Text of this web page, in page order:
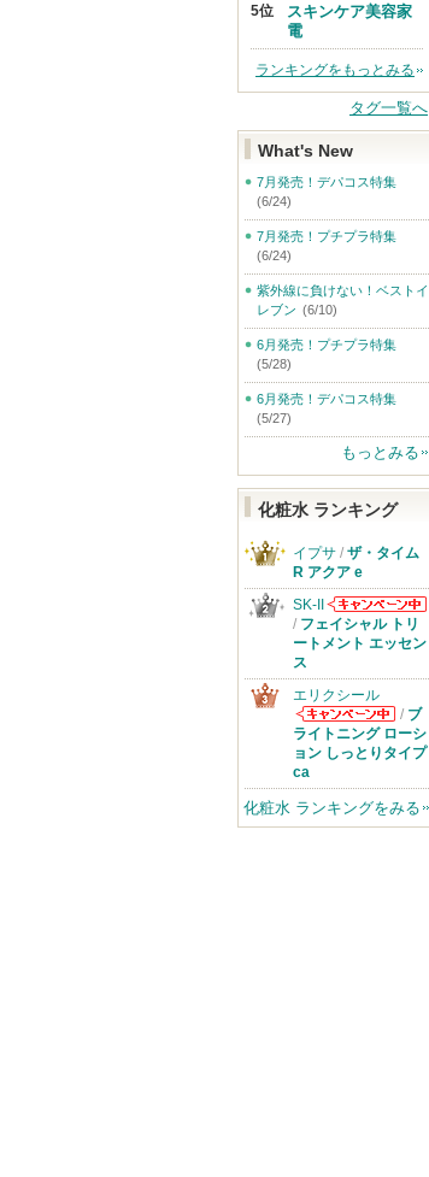
スキンケア美容家
電
ランキングをもっとみる
タグ一覧へ
What's New
7月発売！デパコス特集
(6/24)
7月発売！プチプラ特集
(6/24)
紫外線に負けない！ベストイ
レブン (6/10)
6月発売！プチプラ特集
(5/28)
6月発売！デパコス特集
(5/27)
もっとみる
化粧水 ランキング
イプサ / ザ・タイム
R アクア e
SK-II
SK-IIからのお
知らせがありま
/ フェイシャル トリ
ートメント エッセン
ス
エリクシール
エリクシールか
らのお知らせが
あります
/ ブ
ライトニング ローシ
ョン しっとりタイプ
ca
化粧水 ランキングをみる